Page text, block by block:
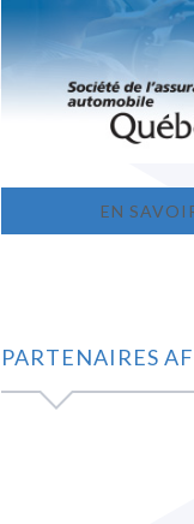
EN
PARTENAIRES